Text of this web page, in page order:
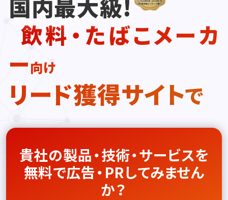
国内最大級!
飲料・たばこメーカ
ー向け
リード獲得サイトで
貴社の製品・技術・サービスを
無料で広告・PRしてみません
か？